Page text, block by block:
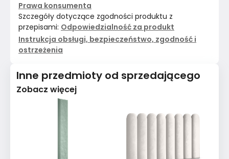
Prawa konsumenta
Szczegóły dotyczące zgodności produktu z
przepisami: Odpowiedzialność za produkt
Instrukcja obsługi, bezpieczeństwo, zgodność i
ostrzeżenia
Inne przedmioty od sprzedającego
Zobacz więcej